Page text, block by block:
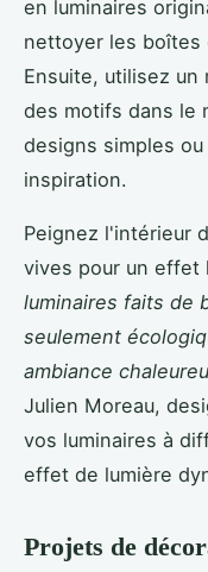
en luminaires
nettoyer les
Ensuite, utilisez
des motifs dans le
designs simples
inspiration.
Peignez l'intérieur
vives pour un effet
luminaires faits de
seulement
ambiance
Julien Moreau,
vos luminaires à
effet de lumière
Projets de